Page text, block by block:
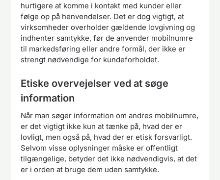
hurtigere at komme i kontakt med kunder eller
følge op på henvendelser. Det er dog vigtigt, at
virksomheder overholder gældende lovgivning og
indhenter samtykke, før de anvender mobilnumre
til markedsføring eller andre formål, der ikke er
strengt nødvendige for kundeforholdet.
Etiske overvejelser ved at søge
information
Når man søger information om andres mobilnumre,
er det vigtigt ikke kun at tænke på, hvad der er
lovligt, men også på, hvad der er etisk forsvarligt.
Selvom visse oplysninger måske er offentligt
tilgængelige, betyder det ikke nødvendigvis, at det
er i orden at bruge dem uden samtykke.